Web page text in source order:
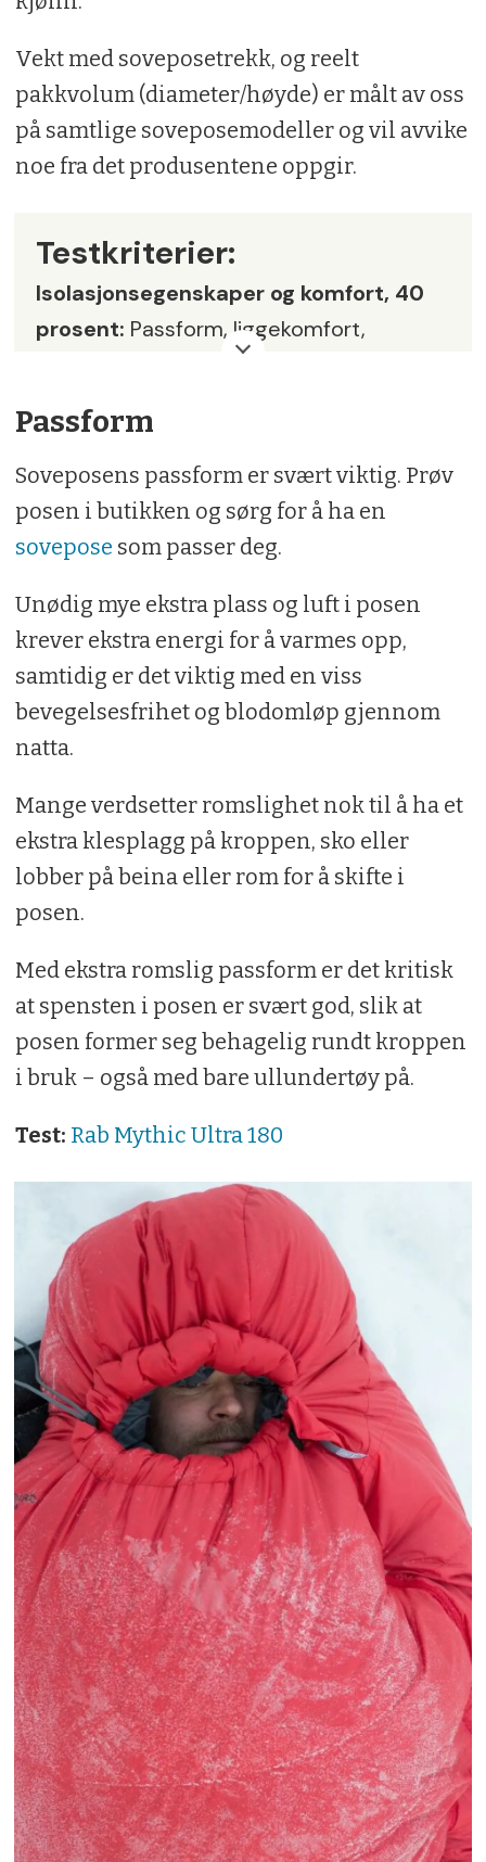
Vekt med soveposetrekk, og reelt
pakkvolum (diameter/høyde) er målt av oss
på samtlige soveposemodeller og vil avvike
noe fra det produsentene oppgir.
Testkriterier:
Isolasjonsegenskaper og komfort, 40
prosent: Passform, liggekomfort,
innerstoff, opplevd dunsspenst (loft)
posens evne til å holde dunet på plass,
fotpose (romslighet og isolasjon).
Funksjonalitet og praktiske detaljer, 30
prosent:Hemper for oppheng til tørk,
slitestyrke og vanntoleranse i ytterstoff,
tørkeegenskaper, pusteegenskaper,
forsterkninger i hette og fotpose,
komprimeringspose, hemper, lommer,
Pris, 30 prosent: Veid opp mot volum,
vekt, isolasjonsegenskaper og
funksjonalitet. Til syvende og sist koker
hvor mye varme og funksjonalitet man
kan få til lavest mulig pris, vekt og
pakkvolum.
Passform
Soveposens passform er svært viktig. Prøv
posen i butikken og sørg for å ha en
sovepose som passer deg.
Unødig mye ekstra plass og luft i posen
krever ekstra energi for å varmes opp,
samtidig er det viktig med en viss
bevegelsesfrihet og blodomløp gjennom
natta.
Mange verdsetter romslighet nok til å ha et
ekstra klesplagg på kroppen, sko eller
lobber på beina eller rom for å skifte i
posen.
Med ekstra romslig passform er det kritisk
at spensten i posen er svært god, slik at
posen former seg behagelig rundt kroppen
i bruk – også med bare ullundertøy på.
Test: Rab Mythic Ultra 180